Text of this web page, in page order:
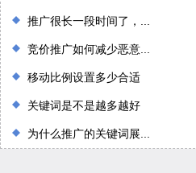
推广很长一段时间了，...
竞价推广如何减少恶意...
移动比例设置多少合适
关键词是不是越多越好
为什么推广的关键词展...